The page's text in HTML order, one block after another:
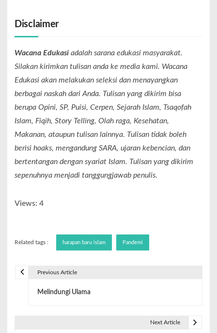
Disclaimer
Wacana Edukasi adalah sarana edukasi masyarakat.
Silakan kirimkan tulisan anda ke media kami. Wacana
Edukasi akan melakukan seleksi dan menayangkan
berbagai naskah dari Anda. Tulisan yang dikirim bisa
berupa Opini, SP, Puisi, Cerpen, Sejarah Islam, Tsaqofah
Islam, Fiqih, Story Telling, Olah raga, Kesehatan,
Makanan, ataupun tulisan lainnya. Tulisan tidak boleh
berisi hoaks, mengandung SARA, ujaran kebencian, dan
bertentangan dengan syariat Islam. Tulisan yang dikirim
sepenuhnya menjadi tanggungjawab penulis.
Views: 4
Related tags : harapan baru islam Pandemi
Previous Article
Melindungi Ulama
Next Article